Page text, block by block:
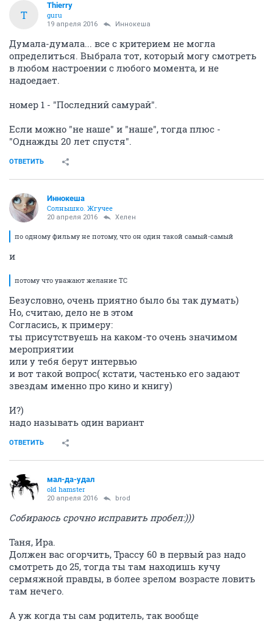
T
Thierry
guru
19 апреля 2016 Иннокеша
Думала-думала... все с критерием не могла
определиться. Выбрала тот, который могу смотреть
в любом настроении с любого момента, и не
надоедает.
номер 1 - "Последний самурай".
Если можно "не наше" и "наше", тогда плюс -
"Однажды 20 лет спустя".
ОТВЕТИТЬ
Иннокеша
Солнышко. Жгучее
20 апреля 2016 Хелен
по одному фильму не потому, что он один такой самый-самый
и
потому что уважают желание ТС
Безусловно, очень приятно было бы так думать)
Но, считаю, дело не в этом
Согласись, к примеру:
ты присутствуешь на каком-то очень значимом
мероприятии
или у тебя берут интервью
и вот такой вопрос( кстати, частенько его задают
звездам именно про кино и книгу)
И?)
надо называть один вариант
ОТВЕТИТЬ
мал-да-удал
old hamster
20 апреля 2016 brod
Собираюсь срочно исправить пробел:)))
Таня, Ира.
Должен вас огорчить, Трассу 60 в первый раз надо
смотреть до 25, тогда ты там находишь кучу
сермяжной правды, в более зрелом возрасте ловить
там нечего.
А уж когда ты сам родитель, так вообще